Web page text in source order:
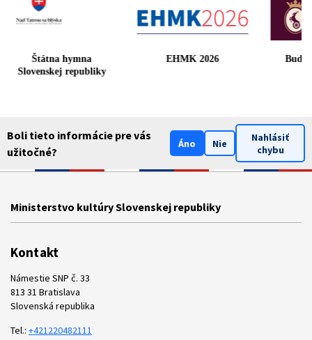
Štátna hymna
Slovenskej republiky
EHMK 2026
Boli tieto informácie pre vás
užitočné?
Áno Nie
Nahlásiť
chybu
Ministerstvo kultúry Slovenskej republiky
Kontakt
Námestie SNP č. 33
813 31 Bratislava
Slovenská republika
Tel.: +421220482111